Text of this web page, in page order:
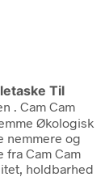
Til
. Cam Cam
Økologisk
nemmere og
Cam Cam
holdbarhed